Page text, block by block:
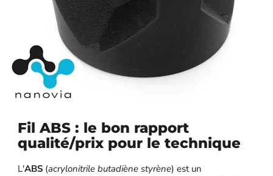
Fil ABS : le bon rapport
qualité/prix pour le technique
L'ABS(acrylonitrile butadiène styrène) est un